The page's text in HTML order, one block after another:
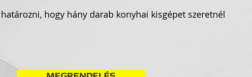
hogy hány darab konyhai kisgépet szeretnél